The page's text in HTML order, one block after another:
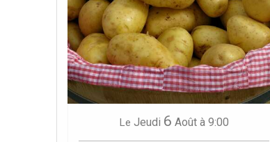
Le Jeudi 6 Août à 9:00